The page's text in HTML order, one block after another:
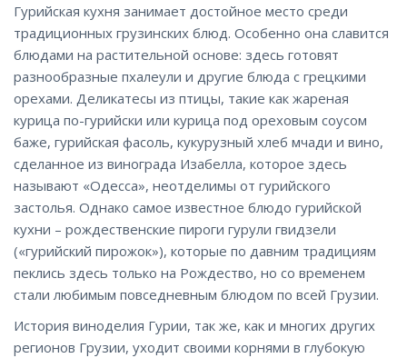
Гурийская кухня занимает достойное место среди
традиционных грузинских блюд. Особенно она славится
блюдами на растительной основе: здесь готовят
разнообразные пхалеули и другие блюда с грецкими
орехами. Деликатесы из птицы, такие как жареная
курица по-гурийски или курица под ореховым соусом
баже, гурийская фасоль, кукурузный хлеб мчади и вино,
сделанное из винограда Изабелла, которое здесь
называют «Одесса», неотделимы от гурийского
застолья. Однако самое известное блюдо гурийской
кухни – рождественские пироги гурули гвидзели
(«гурийский пирожок»), которые по давним традициям
пеклись здесь только на Рождество, но со временем
стали любимым повседневным блюдом по всей Грузии.
История виноделия Гурии, так же, как и многих других
регионов Грузии, уходит своими корнями в глубокую